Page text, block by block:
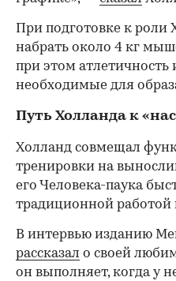
При подготовке к роли
набрать около 4 кг
при этом атлетичность
необходимые для
Путь Холланда к
Холланд совмещал
тренировки на
его Человека-паука
традиционной работой
В интервью изданию
рассказал о своей
он выполняет, когда у